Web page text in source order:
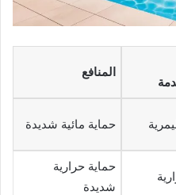
المنافع
حماية مائية شديدة
حماية حرارية
شديدة